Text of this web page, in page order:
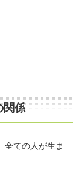
関係
全ての人が生ま